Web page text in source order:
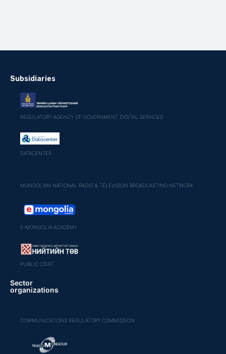
Subsidiaries
REGULATORY AGENCY OF GOVERNMENT DIGITAL SERVICES
DATACENTER
MONGOLIAN NATIONAL RADIO & TELEVISION BROADCASTING NETWORK
E-MONGOLIA ACADEMY
PUBLIC CSIRT
Sector
organizations
COMMUNICATIONS REGULATORY COMMISSION